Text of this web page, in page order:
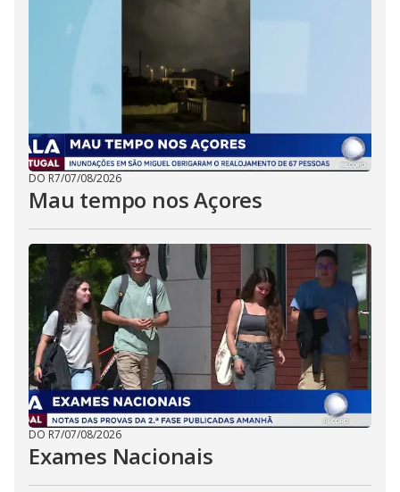
DO R7/07/08/2026
Mau tempo nos Açores
DO R7/07/08/2026
Exames Nacionais